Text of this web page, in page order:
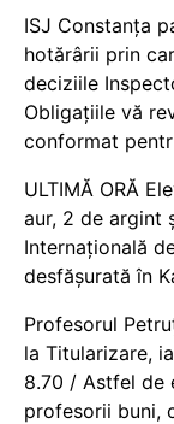
ISJ Constanța
hotărârii prin
deciziile
Obligațiile vă
conformat
ULTIMĂ ORĂ
aur, 2 de argint
Internațională
desfășurată în
Profesorul
la Titularizare,
8.70 / Astfel de
profesorii buni,